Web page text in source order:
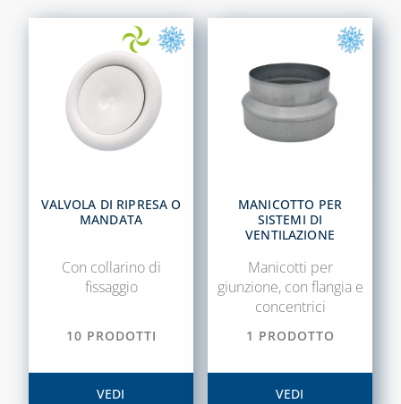
MAGNETICI
DOSATORI DI
POLIFOSFATI
FILTRI E
CARTUCCE
FILTRANTI
ESTENSIBILI PER
ALLACCIAMENTO
LIQUIDI
DISINCROSTANTI
LAVAGGIO
PRESSOSTATI
VALVOLA DI RIPRESA O
MANDATA
Con collarino di
fissaggio
10 PRODOTTI
VEDI
MANICOTTO PER
SISTEMI DI
VENTILAZIONE
Manicotti per
giunzione, con flangia e
concentrici
1 PRODOTTO
VEDI